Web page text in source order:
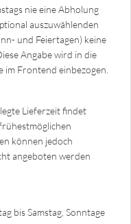
nie eine Abholung
auszuwählenden
und Feiertagen) keine
Angabe wird in die
im Frontend einbezogen.
Lieferzeit findet
können jedoch
angeboten werden
bis Samstag, Sonntage